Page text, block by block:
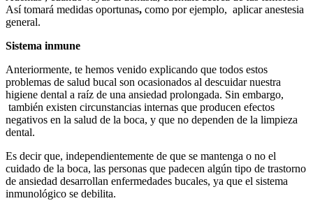
Así tomará medidas oportunas, como por ejemplo, aplicar anestesia
general.
Sistema inmune
Anteriormente, te hemos venido explicando que todos estos
problemas de salud bucal son ocasionados al descuidar nuestra
higiene dental a raíz de una ansiedad prolongada. Sin embargo,
también existen circunstancias internas que producen efectos
negativos en la salud de la boca, y que no dependen de la limpieza
dental.
Es decir que, independientemente de que se mantenga o no el
cuidado de la boca, las personas que padecen algún tipo de trastorno
de ansiedad desarrollan enfermedades bucales, ya que el sistema
inmunológico se debilita.